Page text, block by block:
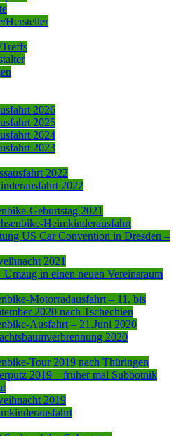
Hersteller
Treffs
2026
2025
2024
2023
2022
2022
Geburtstag 2021
Heimkinderausfahrt
US Car Convention in Dresden –
2021
Umzug in einen neuen Vereinsraum
Motorradausfahrt – 11. bis
2020 nach Tschechien
Ausfahrt – 21.Juni 2020
2020
Tour 2019 nach Thüringen
2019 – früher mal Subbotnik
2019